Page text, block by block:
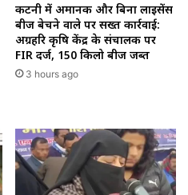
कटनी में अमानक और बिना लाइसेंस
बीज बेचने वाले पर सख्त कार्रवाई:
अग्रहरि कृषि केंद्र के संचालक पर
FIR दर्ज, 150 किलो बीज जब्त
3 hours ago